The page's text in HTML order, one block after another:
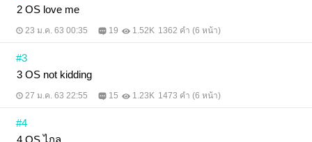
2 OS love me
23 ม.ค. 63 00:35 19 1.52K 1362 คำ (6 หน้า)
#3
3 OS not kidding
27 ม.ค. 63 22:55 15 1.23K 1473 คำ (6 หน้า)
#4